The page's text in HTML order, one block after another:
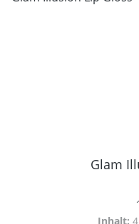
Glam
Inhalt: